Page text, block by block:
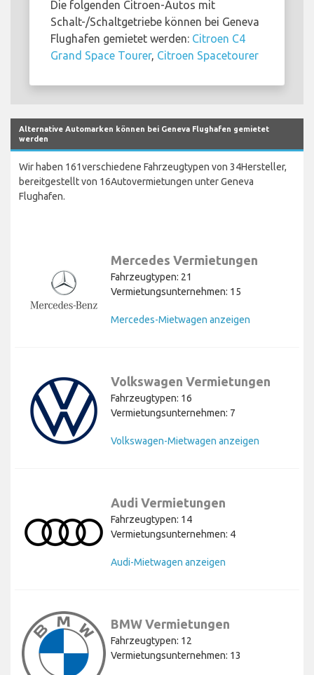
Die folgenden Citroen-Autos mit
Schalt-/Schaltgetriebe können bei Geneva
Flughafen gemietet werden: Citroen C4
Grand Space Tourer, Citroen Spacetourer
Alternative Automarken können bei Geneva Flughafen gemietet
werden
Wir haben 161verschiedene Fahrzeugtypen von 34Hersteller,
bereitgestellt von 16Autovermietungen unter Geneva
Flughafen.
Mercedes Vermietungen
Fahrzeugtypen: 21
Vermietungsunternehmen: 15
Mercedes-Mietwagen anzeigen
Volkswagen Vermietungen
Fahrzeugtypen: 16
Vermietungsunternehmen: 7
Volkswagen-Mietwagen anzeigen
Audi Vermietungen
Fahrzeugtypen: 14
Vermietungsunternehmen: 4
Audi-Mietwagen anzeigen
BMW Vermietungen
Fahrzeugtypen: 12
Vermietungsunternehmen: 13